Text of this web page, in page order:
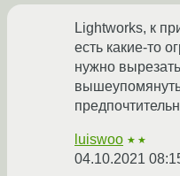
Lightworks, к
есть какие-то
нужно
luiswoo ★★
04.10.2021